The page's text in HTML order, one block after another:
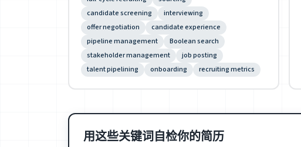
candidate screening
interviewing
offer negotiation
candidate experience
pipeline management
Boolean search
stakeholder management
job posting
talent pipelining
onboarding recruiting metrics
用这些关键词自检你的简历